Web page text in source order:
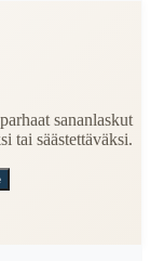
sananlaskut
tai säästettäväksi.